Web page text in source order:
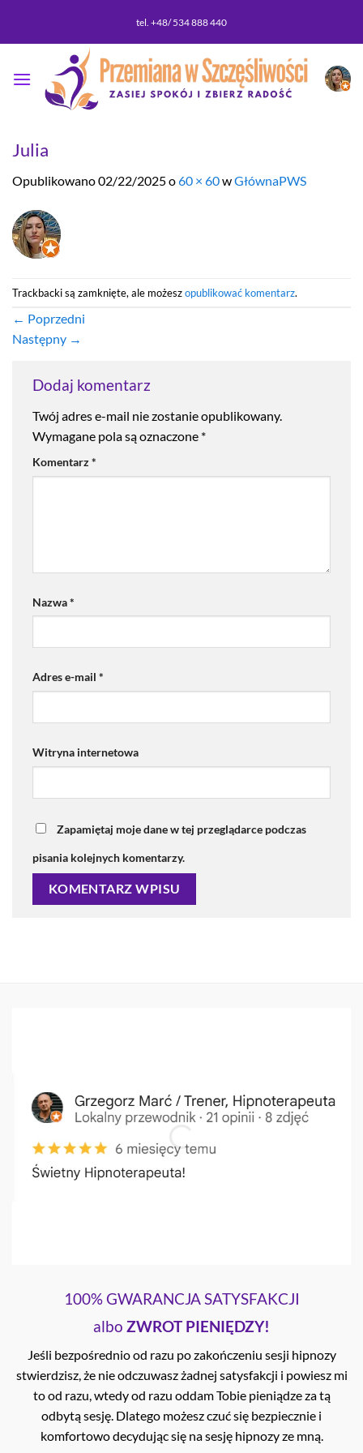
tel. +48/ 534 888 440
Julia
Opublikowano02/22/2025o60 × 60wGłównaPWS
Trackbacki są zamknięte, ale możeszopublikować komentarz.
← Poprzedni
Następny →
Dodaj komentarz
Twój adres e-mail nie zostanie opublikowany.
Wymagane pola są oznaczone *
Komentarz*
Nazwa*
Adres e-mail *
Witryna internetowa
Zapamiętaj moje dane w tej przeglądarce podczas
pisania kolejnych komentarzy.
100% GWARANCJA SATYSFAKCJI
albo ZWROT PIENIĘDZY!
Jeśli bezpośrednio od razu po zakończeniu sesji hipnozy
stwierdzisz, że nie odczuwasz żadnej satysfakcji i powiesz mi
to od razu, wtedy od razu oddam Tobie pieniądze za tą
odbytą sesję. Dlatego możesz czuć się bezpiecznie i
komfortowo decydując się na sesję hipnozy ze mną.